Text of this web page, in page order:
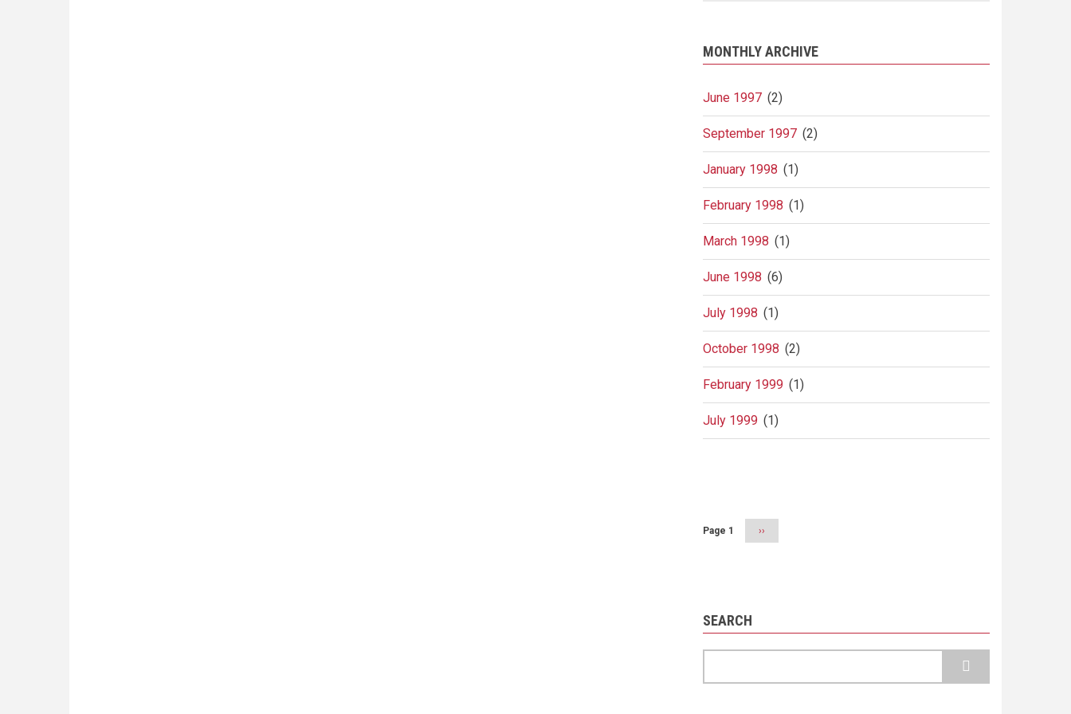
MONTHLY ARCHIVE
June 1997 (2)
September 1997 (2)
January 1998 (1)
February 1998 (1)
March 1998 (1)
June 1998 (6)
July 1998 (1)
October 1998 (2)
February 1999 (1)
July 1999 (1)
Page 1
Next
page
››
SEARCH